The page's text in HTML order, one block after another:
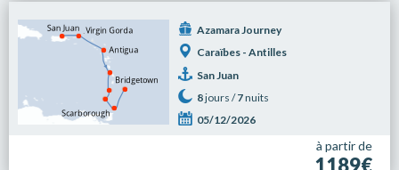
Azamara Journey
Caraïbes - Antilles
San Juan
8jours /7nuits
05/12/2026
à partir de
1189€